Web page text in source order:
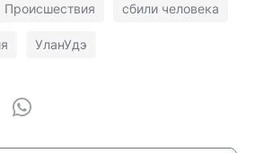
Происшествия сбили человека
УланУдэ